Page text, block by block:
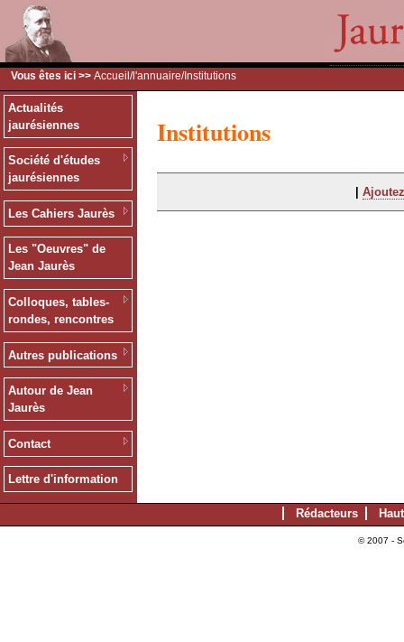
Vous êtes ici >> Accueil /l'annuaire/Institutions
Actualités
jaurésiennes
Société d'études
jaurésiennes
Les Cahiers Jaurès
Les "Oeuvres" de
Jean Jaurès
Colloques, tables-
rondes, rencontres
Autres publications
Autour de Jean
Jaurès
Contact
Lettre d'information
Institutions
|
Rédacteurs
© 2007 -